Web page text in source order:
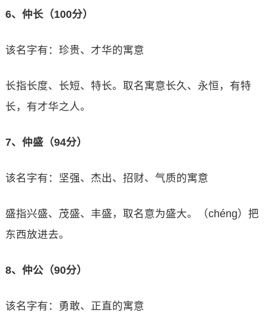
6、仲长（100分）
该名字有：珍贵、才华的寓意
长指长度、长短、特长。取名寓意长久、永恒，有特
长，有才华之人。
7、仲盛（94分）
该名字有：坚强、杰出、招财、气质的寓意
盛指兴盛、茂盛、丰盛，取名意为盛大。（chéng）把
东西放进去。
8、仲公（90分）
该名字有：勇敢、正直的寓意